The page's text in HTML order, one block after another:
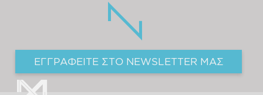
ΕΓΓΡΑΦΕΙΤΕ ΣΤΟ NEWSLETTER ΜΑΣ